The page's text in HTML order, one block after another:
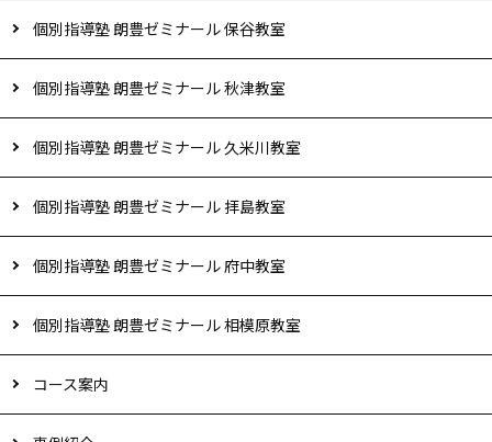
個別指導塾 朗豊ゼミナール 保谷教室
個別指導塾 朗豊ゼミナール 秋津教室
個別指導塾 朗豊ゼミナール 久米川教室
個別指導塾 朗豊ゼミナール 拝島教室
個別指導塾 朗豊ゼミナール 府中教室
個別指導塾 朗豊ゼミナール 相模原教室
コース案内